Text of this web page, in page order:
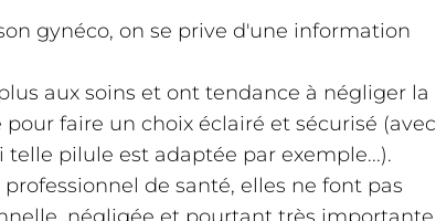
gynéco, on se prive d'une information
aux soins et ont tendance à négliger la
faire un choix éclairé et sécurisé (avec
pilule est adaptée par exemple...).
de santé, elles ne font pas